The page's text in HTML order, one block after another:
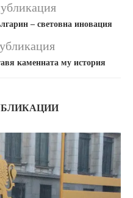
– световна иновация
каменната му история